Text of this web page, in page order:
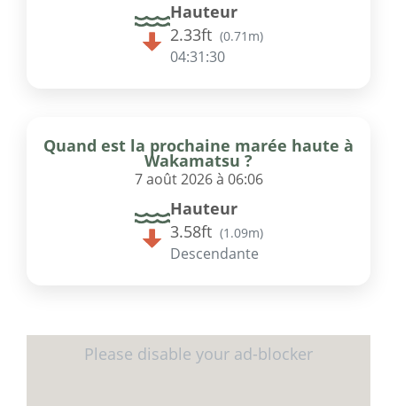
Hauteur
2.33ft (0.71m)
04:31:30
Quand est la prochaine marée haute à
Wakamatsu ?
7 août 2026 à 06:06
Hauteur
3.58ft (1.09m)
Descendante